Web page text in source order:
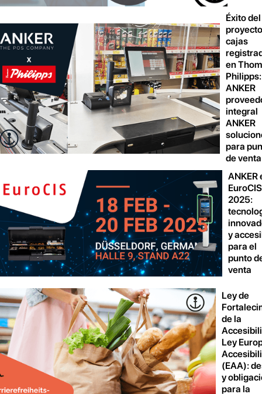
Éxito del
cajas
en
Philipps:
ANKER
integral
ANKER
para
de venta
ANKER
EuroCIS
2025:
y
para el
punto
venta
Ley de
de la
Ley
(EAA):
y
para la